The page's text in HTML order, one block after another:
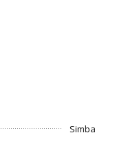
Simba